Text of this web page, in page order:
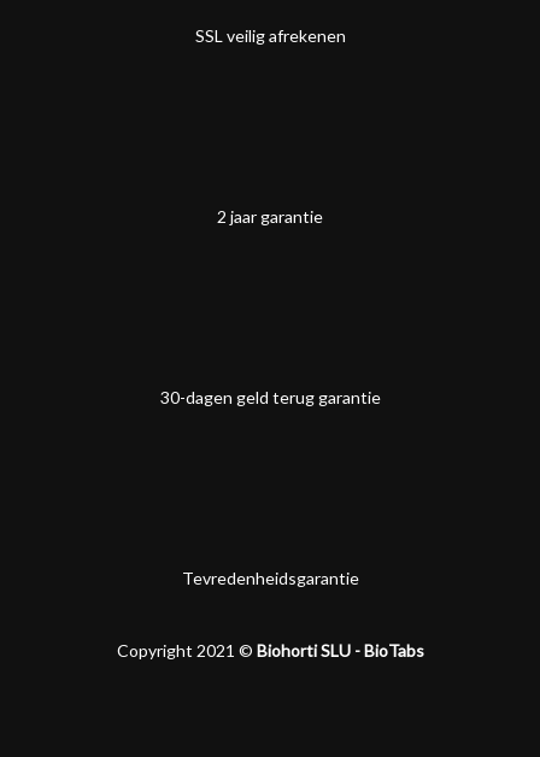
SSL veilig afrekenen
2 jaar garantie
30-dagen geld terug garantie
Tevredenheidsgarantie
Copyright 2021 © Biohorti SLU - BioTabs